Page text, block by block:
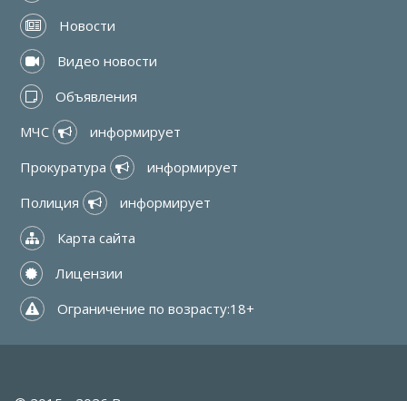
Новости
Видео новости
Объявления
МЧС
информирует
Прокуратура
информирует
Полиция
информирует
Карта сайта
Лицензии
Ограничение по возрасту:18+